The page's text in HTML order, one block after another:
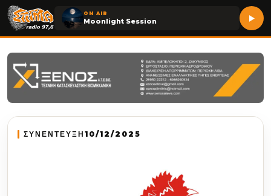
ON AIR
Moonlight Session
ΣΥΝΕΝΤΕΥΞΗ 10/12/2025